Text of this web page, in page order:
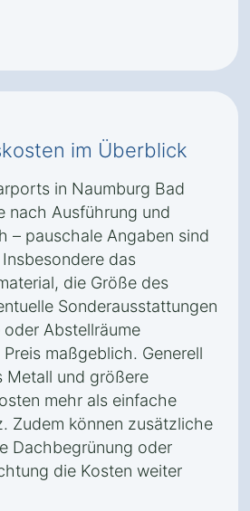
im Überblick
in Naumburg Bad
nach Ausführung und
– pauschale Angaben sind
das
die Größe des
Sonderausstattungen
Abstellräume
maßgeblich. Generell
Metall und größere
mehr als einfache
Zudem können zusätzliche
Dachbegrünung oder
die Kosten weiter